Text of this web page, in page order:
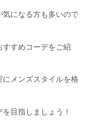
になる方も多いので
すめコーデをご紹
メンズスタイルを格
目指しましょう！